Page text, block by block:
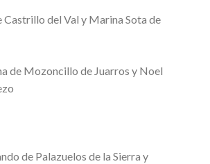
Castrillo del Val y Marina Sota de
de Mozoncillo de Juarros y Noel
de Palazuelos de la Sierra y